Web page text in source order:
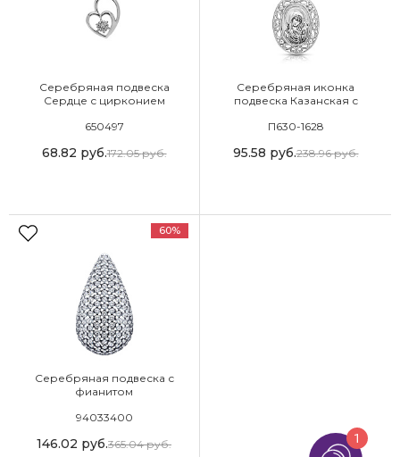
Серебряная подвеска
Сердце с цирконием
650497
68.82 руб.172.05руб.
Серебряная иконка
подвеска Казанская с
П630-1628
95.58 руб.238.96руб.
60%
Серебряная подвеска с
фианитом
94033400
146.02 руб.365.04руб. 1